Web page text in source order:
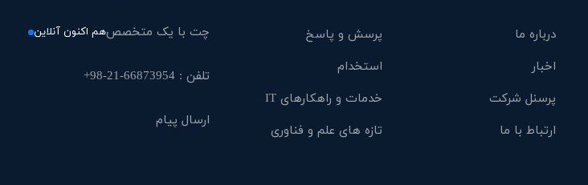
درباره ما
پرسش و پاسخ
اخبار
استخدام
پرسنل شرکت
خدمات و راهکارهای IT
ارتباط با ما
تازه های علم و فناوری
چت با یک متخصصهم اکنون آنلاین
تلفن : 66873954-21-98+
ارسال پیام